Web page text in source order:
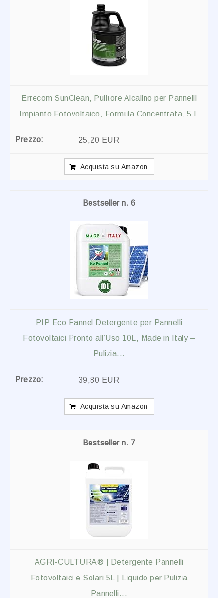
Errecom SunClean, Pulitore Alcalino per Pannelli
Impianto Fotovoltaico, Formula Concentrata, 5 L
25,20 EUR
Acquista su Amazon
6
PIP Eco Pannel Detergente per Pannelli
Fotovoltaici Pronto all’Uso 10L, Made in Italy –
Pulizia...
39,80 EUR
Acquista su Amazon
7
AGRI-CULTURA® | Detergente Pannelli
Fotovoltaici e Solari 5L | Liquido per Pulizia
Pannelli...